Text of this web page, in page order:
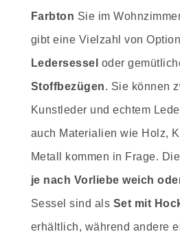
Farbton Sie im
gibt eine Vielzahl von
Ledersessel oder
Stoffbezügen. Sie können
Kunstleder und echtem
auch Materialien wie Holz,
Metall kommen in Frage. Die
je nach Vorliebe weich
Sessel sind als Set mit
erhältlich, während andere